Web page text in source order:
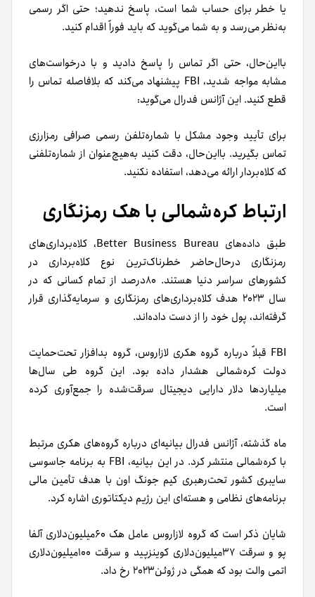
یا خطر برای حساب شما است، پاسخ ندهید؛ حتی اگر رسمی
به‌نظر می‌رسد و به شما می‌گوید که باید فوراً اقدام کنید.
بااین‌حال، حتی اگر تماس را پاسخ دادید و با درخواست‌های
مشابه مواجه شدید، FBI پیشنهاد می‌کند که بلافاصله تماس را
قطع کنید. این آژانس فدرال می‌گوید:
برای تأیید وجود مشکل با شماره‌تلفن رسمی صرافی رمزارزی
تماس بگیرید. بااین‌حال، دقت کنید به‌هیچ‌عنوان از شماره‌تلفنی
که کلاه‌بردار ارائه می‌دهد، استفاده نکنید.
ارتباط کره‌شمالی با هک رمزنگاری
طبق داده‌های Better Business Bureau، کلاه‌برداری‌های
رمزنگاری در‌حال‌حاضر خطرناک‌ترین نوع کلاه‌برداری در
کشورهای سراسر دنیا هستند. ۸۰درصد از تمام کسانی که در
سال ۲۰۲۳ هدف کلاه‌برداری‌های رمزنگاری و سرمایه‌گذاری قرار
گرفته‌اند، پول خود را از دست‌ داده‌اند.
FBI قبلاً درباره گروه هکری لازاروس، گروه بدافزار تحت‌حمایت‌
دولت کره‌شمالی هشدار داده بود. این گروه طی سال‌ها
میلیاردها دلار دارایی دیجیتال سرقت‌شده را جمع‌آوری کرده
است.
ماه گذشته، آژانس فدرال بیانیه‌ای درباره گروه‌های هکری مرتبط
با کره‌شمالی منتشر کرد. در این بیانیه، FBI به برنامه جاسوسی
سایبری کشور تحت‌رهبری کیم جونگ اون با هدف تأمین مالی
برنامه‌های نظامی و هسته‌ای این رژیم دیکتاتوری اشاره کرد.
شایان ذکر است که گروه لازاروس عامل هک ۶۰میلیون‌دلاری آلفا
پو و سرقت ۳۷میلیون‌دلاری کوینزپید و سرقت ۱۰۰میلیون‌دلاری
اتمی والت بود که همگی در ژوئن‌۲۰۲۳ رخ داد.